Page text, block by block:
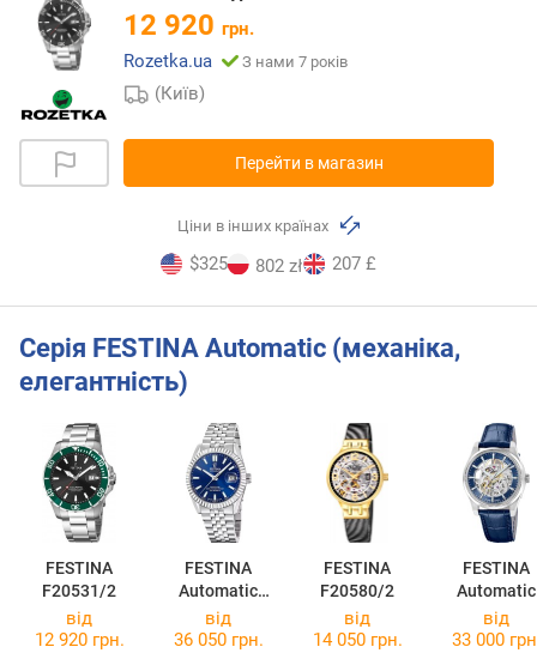
12 920 грн.
Rozetka.ua
З нами 7 років
(Київ)
Перейти в магазин
Ціни в інших країнах
$325 802 zł 207 £
Серія FESTINA Automatic (механіка,
елегантність)
FESTINA
F20531/2
FESTINA
Automatic
F20090/2
FESTINA
F20580/2
FESTINA
Automatic
F20095/2
від
12 920 грн.
від
36 050 грн.
від
14 050 грн.
від
33 000